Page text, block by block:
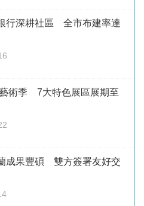
行深耕社區 全市布建率達
術季 7大特色展區展期至
成果豐碩 雙方簽署友好交